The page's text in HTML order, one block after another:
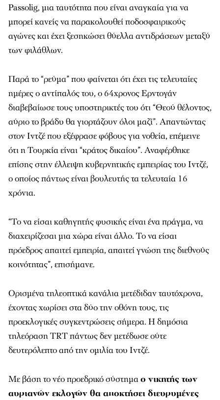
Passolig, μια ταυτότητα που είναι αναγκαία για να
μπορεί κανείς να παρακολουθεί ποδοσφαιρικούς
αγώνες και έχει ξεσηκώσει θύελλα αντιδράσεων μεταξύ
των φιλάθλων.
Παρά το “ρεύμα” που φαίνεται ότι έχει τις τελευταίες
ημέρες ο αντίπαλός του, ο 64χρονος Ερντογάν
διαβεβαίωσε τους υποστηρικτές του ότι “Θεού θέλοντος,
αύριο το βράδυ θα γιορτάζουν όλοι μαζί”. Απαντώντας
στον Ιντζέ που εξέφρασε φόβους για νοθεία, επέμεινε
ότι η Τουρκία είναι “κράτος δικαίου”. Αναφέρθηκε
επίσης στην έλλειψη κυβερνητικής εμπειρίας του Ιντζέ,
ο οποίος πάντως είναι βουλευτής τα τελευταία 16
χρόνια.
“Το να είσαι καθηγητής φυσικής είναι ένα πράγμα, να
διαχειρίζεσαι μια χώρα είναι άλλο. Το να είσαι
πρόεδρος απαιτεί εμπειρία, απαιτεί γνώση της διεθνούς
κοινότητας”, επισήμανε.
Ορισμένα τηλεοπτικά κανάλια μετέδιδαν ταυτόχρονα,
έχοντας χωρίσει στα δύο την οθόνη τους, τις
προεκλογικές συγκεντρώσεις σήμερα. Η δημόσια
τηλεόραση TRT πάντως δεν μετέδωσε ούτε
δευτερόλεπτο από την ομιλία του Ιντζέ.
Με βάση το νέο προεδρικό σύστημαο νικητής των
αυριανών εκλογών θα αποκτήσει διευρυμένες